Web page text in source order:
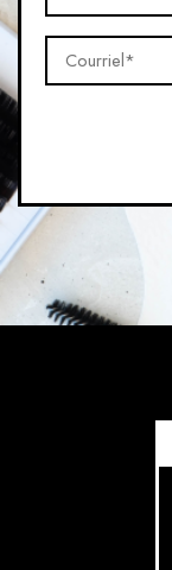
(Nécessaire)
Courriel*
(Nécessaire)